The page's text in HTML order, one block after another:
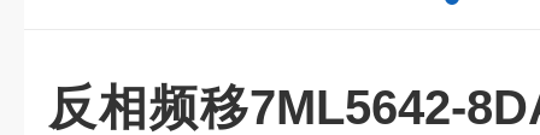
反相频移7ML5642-